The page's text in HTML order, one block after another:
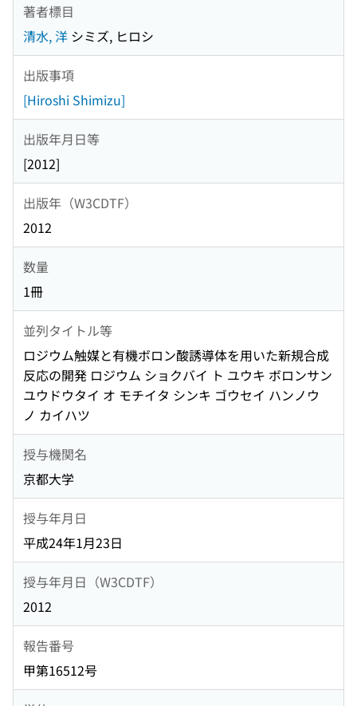
著者標目
清水, 洋 シミズ, ヒロシ
出版事項
[Hiroshi Shimizu]
出版年月日等
[2012]
出版年（W3CDTF）
2012
数量
1冊
並列タイトル等
ロジウム触媒と有機ボロン酸誘導体を用いた新規合成
反応の開発 ロジウム ショクバイ ト ユウキ ボロンサン
ユウドウタイ オ モチイタ シンキ ゴウセイ ハンノウ
ノ カイハツ
授与機関名
京都大学
授与年月日
平成24年1月23日
授与年月日（W3CDTF）
2012
報告番号
甲第16512号